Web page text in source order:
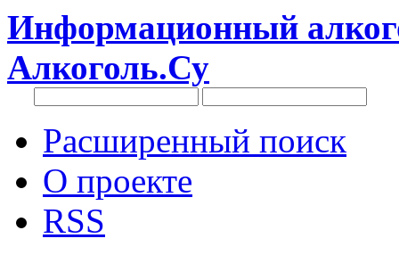
Информационный
Алкоголь.Су
Расширенный поиск
О проекте
RSS